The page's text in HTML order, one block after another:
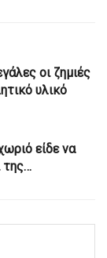
οι ζημιές
υλικό
είδε να
της…